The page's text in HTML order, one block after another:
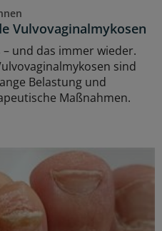
Vulvovaginalmykosen
– und das immer wieder.
sind
Belastung und
Maßnahmen.